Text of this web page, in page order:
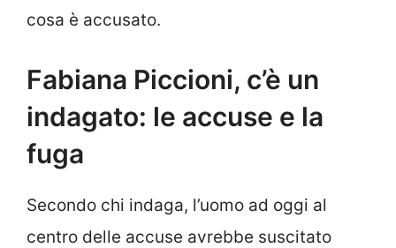
cosa è accusato.
Fabiana Piccioni, c’è un
indagato: le accuse e la
fuga
Secondo chi indaga, l’uomo ad oggi al
centro delle accuse avrebbe suscitato